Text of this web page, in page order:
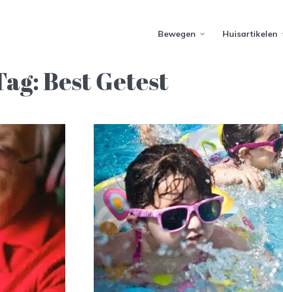
Bewegen Huisartikelen
Best Getest